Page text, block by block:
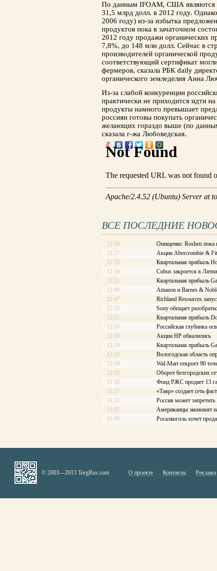
По данным IFOAM, США являются
31,5 млрд долл. в 2012 году.
2006 году) из-за избытка
продуктов пока в зачаточном
2012 году продажи органических
7,8%, до 148 млн долл. Сейчас в
производителей органической
соответствующий сертификат
фермеров, сказала РБК daily
органического земледелия Анна
Из-за слабой конкуренции
практически не приходится идти
продукты намного превышает
россиян готовы покупать
желающих гораздо выше (по
сказала г-жа Любоведская.
ВСЕ ПОСЛЕДНИЕ
13:04
Онищенко: Roshen пока
12:57
Акции Abercrombie &
12:55
Квартальная прибыль
12:54
Cubus закроется в
12:51
Квартальная прибыль
12:49
Amazon и Barnes &
12:47
Richland Resources
12:25
Sony обещает
12:21
Квартальная прибыль
12:18
Российская глубинка
12:16
Акции HP обвалились
12:14
Квартальная прибыль
12:12
Вологодская область
12:09
Wal-Mart откроет 90
12:02
Оборот белгородских
11:19
Фонд РЖС продает 13
11:17
«Тавр» создает сеть
11:12
Россия может
11:02
Американцы экономят
10:38
Росалкоголь хочет
© 2003—2013 TorgRus.com О проекте Контакты Реклама